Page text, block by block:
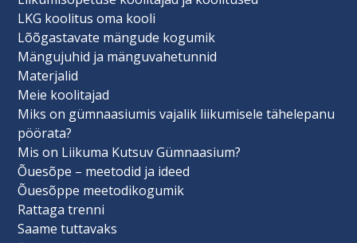
LKG koolitus oma kooli
Lõõgastavate mängude kogumik
Mängujuhid ja mänguvahetunnid
Materjalid
Meie koolitajad
Miks on gümnaasiumis vajalik liikumisele tähelepanu
pöörata?
Mis on Liikuma Kutsuv Gümnaasium?
Õuesõpe – meetodid ja ideed
Õuesõppe meetodikogumik
Rattaga trenni
Saame tuttavaks